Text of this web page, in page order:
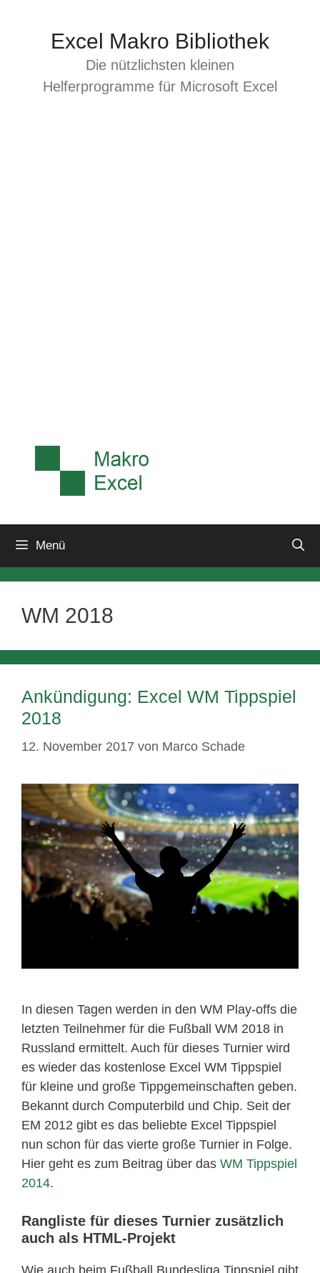
Excel Makro Bibliothek
Die nützlichsten kleinen
Helferprogramme für Microsoft Excel
Menü
WM 2018
Ankündigung: Excel WM Tippspiel
2018
12. November 2017 von Marco Schade
In diesen Tagen werden in den WM Play-offs die
letzten Teilnehmer für die Fußball WM 2018 in
Russland ermittelt. Auch für dieses Turnier wird
es wieder das kostenlose Excel WM Tippspiel
für kleine und große Tippgemeinschaften geben.
Bekannt durch Computerbild und Chip. Seit der
EM 2012 gibt es das beliebte Excel Tippspiel
nun schon für das vierte große Turnier in Folge.
Hier geht es zum Beitrag über das WM Tippspiel
2014.
Rangliste für dieses Turnier zusätzlich
auch als HTML-Projekt
Wie auch beim Fußball Bundesliga Tippspiel gibt